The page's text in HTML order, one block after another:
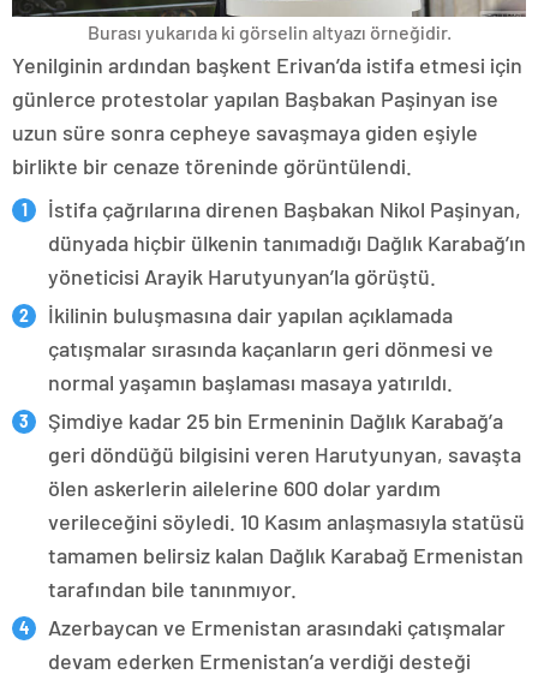
Burası yukarıda ki görselin altyazı örneğidir.
Yenilginin ardından başkent Erivan’da istifa etmesi için
günlerce protestolar yapılan Başbakan Paşinyan ise
uzun süre sonra cepheye savaşmaya giden eşiyle
birlikte bir cenaze töreninde görüntülendi.
İstifa çağrılarına direnen Başbakan Nikol Paşinyan,
dünyada hiçbir ülkenin tanımadığı Dağlık Karabağ’ın
yöneticisi Arayik Harutyunyan’la görüştü.
İkilinin buluşmasına dair yapılan açıklamada
çatışmalar sırasında kaçanların geri dönmesi ve
normal yaşamın başlaması masaya yatırıldı.
Şimdiye kadar 25 bin Ermeninin Dağlık Karabağ’a
geri döndüğü bilgisini veren Harutyunyan, savaşta
ölen askerlerin ailelerine 600 dolar yardım
verileceğini söyledi. 10 Kasım anlaşmasıyla statüsü
tamamen belirsiz kalan Dağlık Karabağ Ermenistan
tarafından bile tanınmıyor.
Azerbaycan ve Ermenistan arasındaki çatışmalar
devam ederken Ermenistan’a verdiği desteği